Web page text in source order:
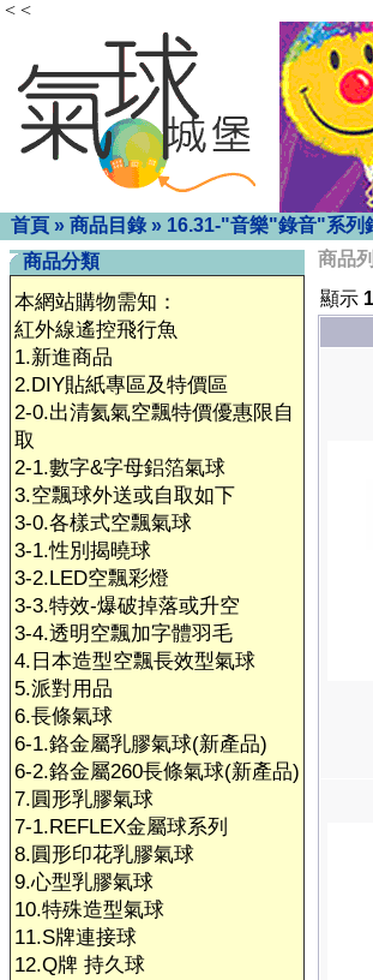
< <
首頁 » 商品目錄 » 16.31-"音樂"錄音"系列
商品分類
本網站購物需知：
紅外線遙控飛行魚
1.新進商品
2.DIY貼紙專區及特價區
2-0.出清氦氣空飄特價優惠限自
取
2-1.數字&字母鋁箔氣球
3.空飄球外送或自取如下
3-0.各樣式空飄氣球
3-1.性別揭曉球
3-2.LED空飄彩燈
3-3.特效-爆破掉落或升空
3-4.透明空飄加字體羽毛
4.日本造型空飄長效型氣球
5.派對用品
6.長條氣球
6-1.鉻金屬乳膠氣球(新產品)
6-2.鉻金屬260長條氣球(新產品)
7.圓形乳膠氣球
7-1.REFLEX金屬球系列
8.圓形印花乳膠氣球
9.心型乳膠氣球
10.特殊造型氣球
11.S牌連接球
12.Q牌 持久球
商品
顯示 1